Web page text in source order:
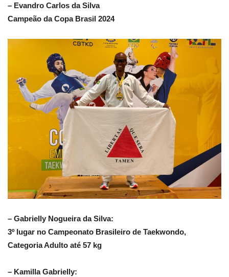
– Evandro Carlos da Silva
Campeão da Copa Brasil 2024
– Gabrielly Nogueira da Silva:
3º lugar no Campeonato Brasileiro de Taekwondo,
Categoria Adulto até 57 kg
– Kamilla Gabrielly: